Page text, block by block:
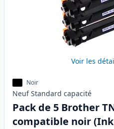
Voir les
Noir
Neuf Standard capacité
Pack de 5 Brother
compatible noir